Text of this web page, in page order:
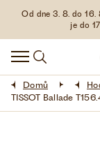
Od dne 3. 8. do
je do
HODINKY
DOPLŇKY
ŠPERKY
Domů
TISSOT Ballade